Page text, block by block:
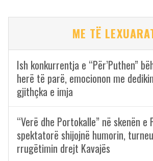
ME TË
Ish konkurrentja e “Për’Puthen”
herë të parë, emocionon me
gjithçka e imja
“Verë dhe Portokalle” në skenën e
spektatorë shijojnë humorin,
rrugëtimin drejt Kavajës